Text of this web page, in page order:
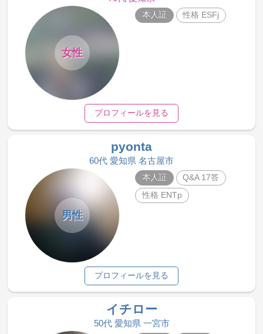
女性
本人証 性格 ESFj
プロフィールを見る
pyonta
60代 愛知県 名古屋市
男性
本人証
Q&A 17答
性格 ENTp
プロフィールを見る
イチロー
50代 愛知県 一宮市